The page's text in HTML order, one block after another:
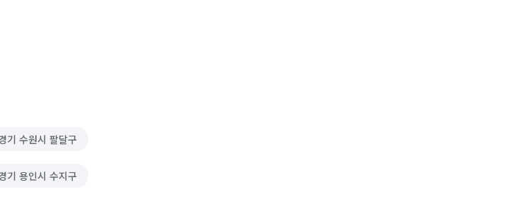
기 수원시 팔달구
기 용인시 수지구